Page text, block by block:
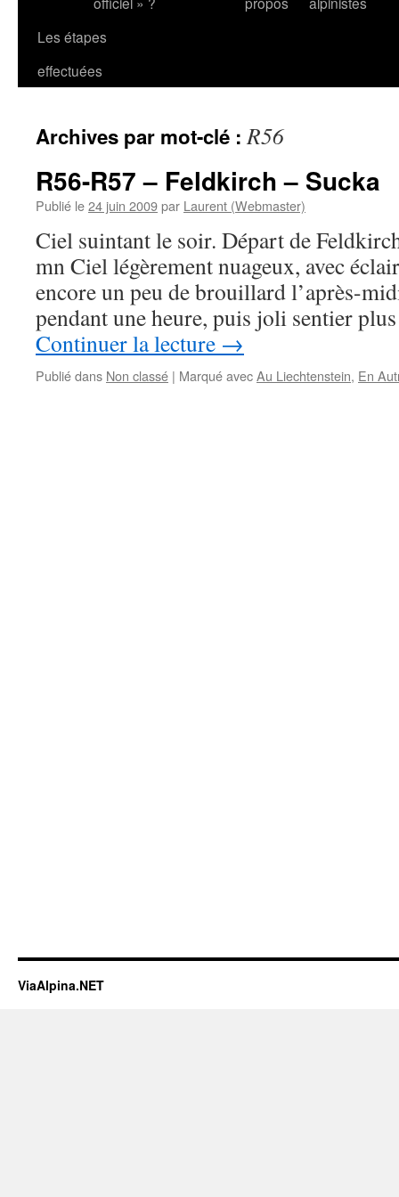
Les étapes
effectuées
Archives par mot-clé :R56
R56-R57 – Feldkirch – Sucka
Publié le24 juin 2009par Laurent (Webmaster)
Ciel suintant le soir. Départ de
mn Ciel légèrement nuageux, avec
encore un peu de brouillard l’après-
pendant une heure, puis joli sentier
Continuer la lecture →
Publié dans Non classé | Marqué avecAu Liechtenstein, En
ViaAlpina.NET